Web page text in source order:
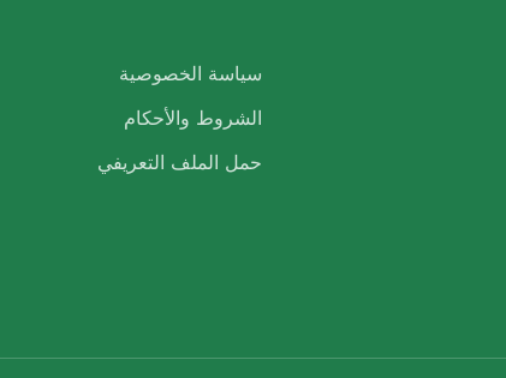
سياسة الخصوصية
الشروط والأحكام
حمل الملف التعريفي